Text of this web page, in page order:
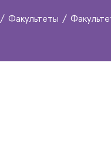
Факультеты